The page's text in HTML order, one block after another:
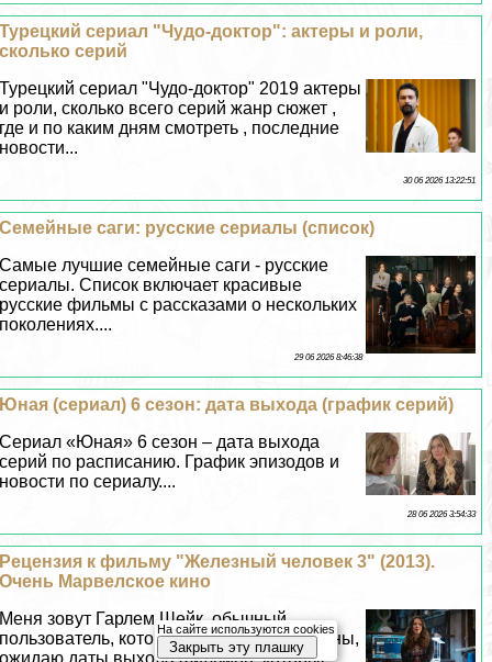
Турецкий сериал "Чудо-доктор": актеры и роли,
сколько серий
Турецкий сериал "Чудо-доктор" 2019 актеры
и роли, сколько всего серий жанр сюжет ,
где и по каким дням смотреть , последние
новости...
30 06 2026 13:22:51
Семейные саги: русские сериалы (список)
Самые лучшие семейные саги - русские
сериалы. Список включает красивые
русские фильмы с рассказами о нескольких
поколениях....
29 06 2026 8:46:38
Юная (сериал) 6 сезон: дата выхода (график серий)
Сериал «Юная» 6 сезон – дата выхода
серий по расписанию. График эпизодов и
новости по сериалу....
28 06 2026 3:54:33
Рецензия к фильму "Железный человек 3" (2013).
Очень Марвелское кино
Меня зовут Гарлем Шейк, обычный
пользователь, который, как и все киноманы,
На сайте используются cookies
Закрыть эту плашку